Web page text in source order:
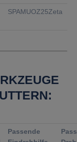
SPAMUOZ25Zeta
Passende